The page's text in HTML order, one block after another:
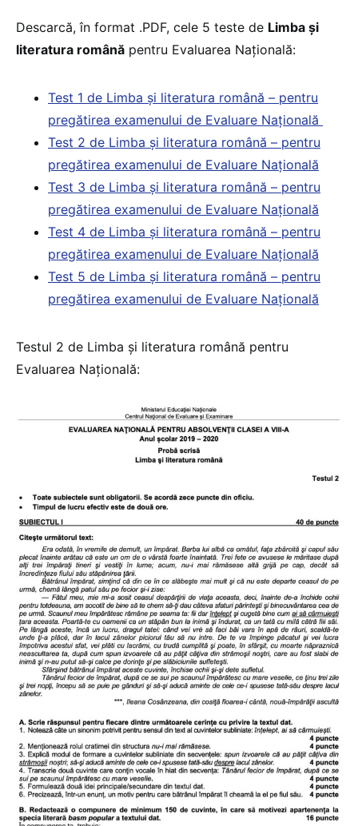
Descarcă, în format .PDF, cele 5 teste de Limba și
literatura română pentru Evaluarea Națională:
Test 1 de Limba și literatura română – pentru
pregătirea examenului de Evaluare Națională
Test 2 de Limba și literatura română – pentru
pregătirea examenului de Evaluare Națională
Test 3 de Limba și literatura română – pentru
pregătirea examenului de Evaluare Națională
Test 4 de Limba și literatura română – pentru
pregătirea examenului de Evaluare Națională
Test 5 de Limba și literatura română – pentru
pregătirea examenului de Evaluare Națională
Testul 2 de Limba și literatura română pentru
Evaluarea Națională: